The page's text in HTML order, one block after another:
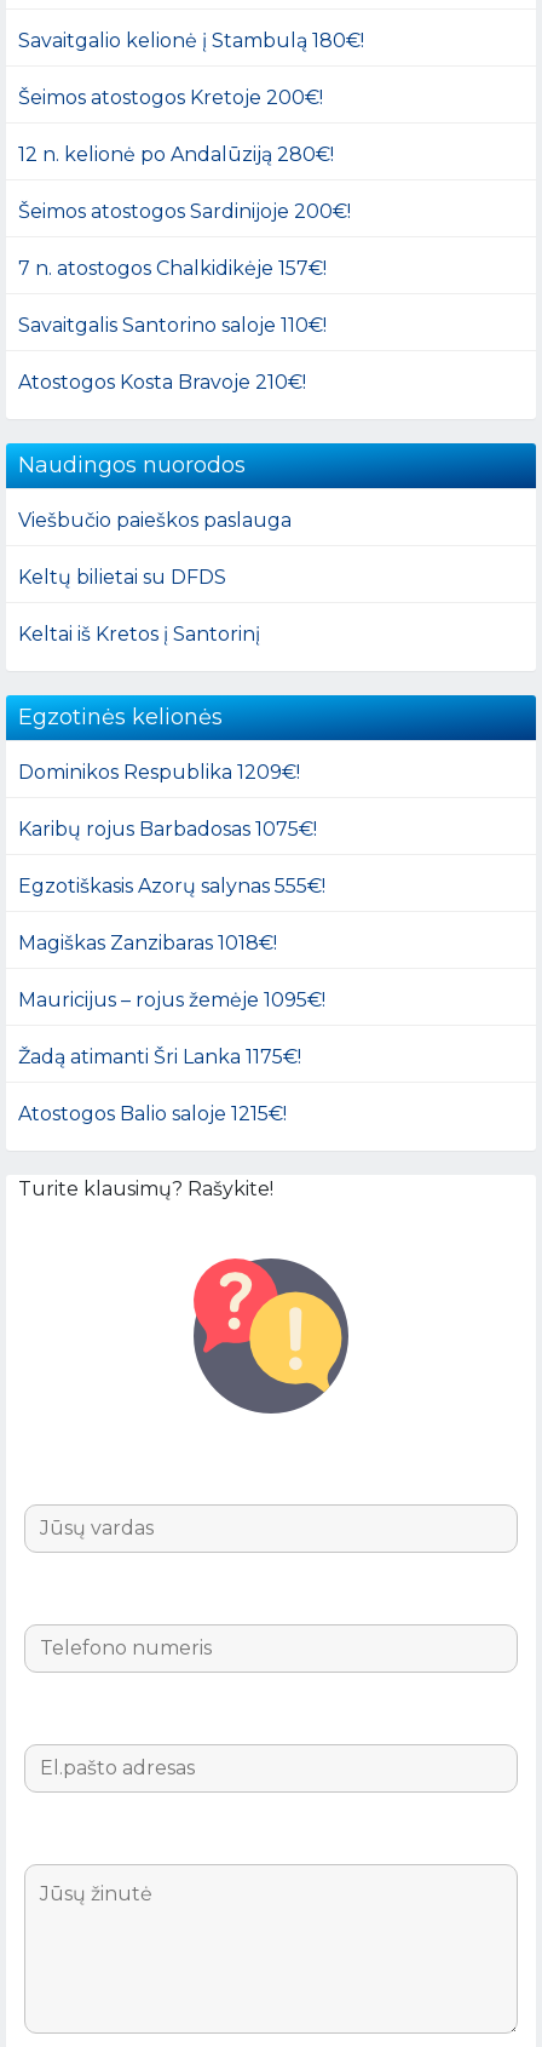
Savaitgalio kelionė į Stambulą 180€!
Šeimos atostogos Kretoje 200€!
12 n. kelionė po Andalūziją 280€!
Šeimos atostogos Sardinijoje 200€!
7 n. atostogos Chalkidikėje 157€!
Savaitgalis Santorino saloje 110€!
Atostogos Kosta Bravoje 210€!
Naudingos nuorodos
Viešbučio paieškos paslauga
Keltų bilietai su DFDS
Keltai iš Kretos į Santorinį
Egzotinės kelionės
Dominikos Respublika 1209€!
Karibų rojus Barbadosas 1075€!
Egzotiškasis Azorų salynas 555€!
Magiškas Zanzibaras 1018€!
Mauricijus – rojus žemėje 1095€!
Žadą atimanti Šri Lanka 1175€!
Atostogos Balio saloje 1215€!
Turite klausimų? Rašykite!